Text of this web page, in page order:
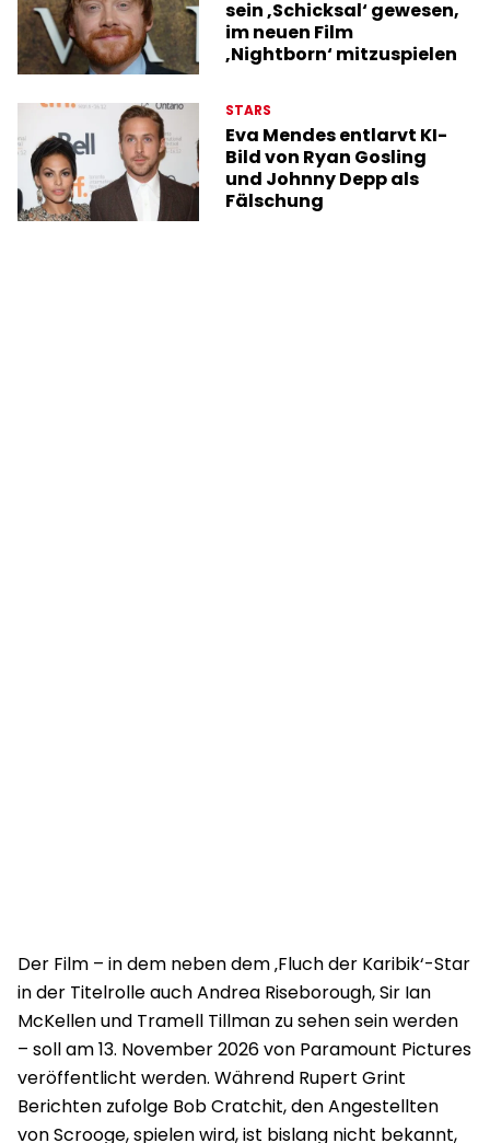
sein ‚Schicksal‘ gewesen,
im neuen Film
‚Nightborn‘ mitzuspielen
STARS
Eva Mendes entlarvt KI-
Bild von Ryan Gosling
und Johnny Depp als
Fälschung
Der Film – in dem neben dem ‚Fluch der Karibik‘-Star
in der Titelrolle auch Andrea Riseborough, Sir Ian
McKellen und Tramell Tillman zu sehen sein werden
– soll am 13. November 2026 von Paramount Pictures
veröffentlicht werden. Während Rupert Grint
Berichten zufolge Bob Cratchit, den Angestellten
von Scrooge, spielen wird, ist bislang nicht bekannt,